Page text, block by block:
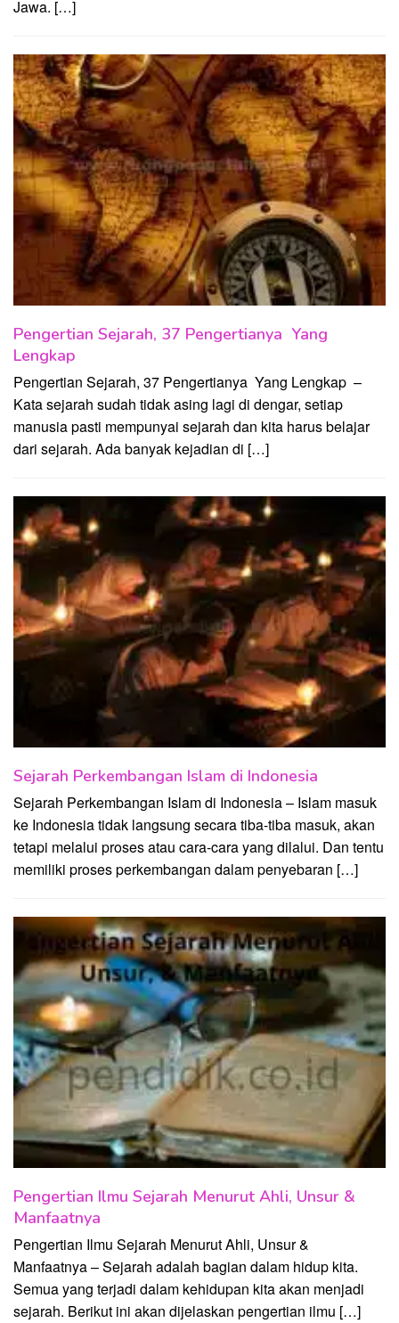
Jawa. […]
Pengertian Sejarah, 37 Pengertianya Yang
Lengkap
Pengertian Sejarah, 37 Pengertianya Yang Lengkap –
Kata sejarah sudah tidak asing lagi di dengar, setiap
manusia pasti mempunyai sejarah dan kita harus belajar
dari sejarah. Ada banyak kejadian di […]
Sejarah Perkembangan Islam di Indonesia
Sejarah Perkembangan Islam di Indonesia – Islam masuk
ke Indonesia tidak langsung secara tiba-tiba masuk, akan
tetapi melalui proses atau cara-cara yang dilalui. Dan tentu
memiliki proses perkembangan dalam penyebaran […]
Pengertian Ilmu Sejarah Menurut Ahli, Unsur &
Manfaatnya
Pengertian Ilmu Sejarah Menurut Ahli, Unsur &
Manfaatnya – Sejarah adalah bagian dalam hidup kita.
Semua yang terjadi dalam kehidupan kita akan menjadi
sejarah. Berikut ini akan dijelaskan pengertian ilmu […]